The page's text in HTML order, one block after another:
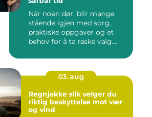
Når noen dør, blir mange
stående igjen med sorg,
praktiske oppgaver og et
behov for å ta raske valg....
03. aug
Regnjakke slik velger du
riktig beskyttelse mot vær
og vind